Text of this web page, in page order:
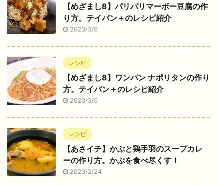
【めざまし8】パリパリマーボー豆腐の作
り方。テイバン＋のレシピ紹介
2023/3/6
レシピ
【めざまし8】ワンパン ナポリタンの作り
方。テイバン＋のレシピ紹介
2023/3/6
レシピ
【あさイチ】かぶと鶏手羽のスープカレ
ーの作り方。かぶを食べ尽くす！
2023/2/24